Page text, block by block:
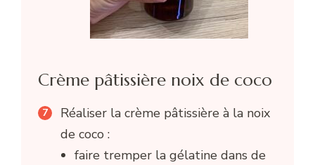
Crème pâtissière noix de coco
Réaliser la crème pâtissière à la noix
de coco :
faire tremper la gélatine dans de